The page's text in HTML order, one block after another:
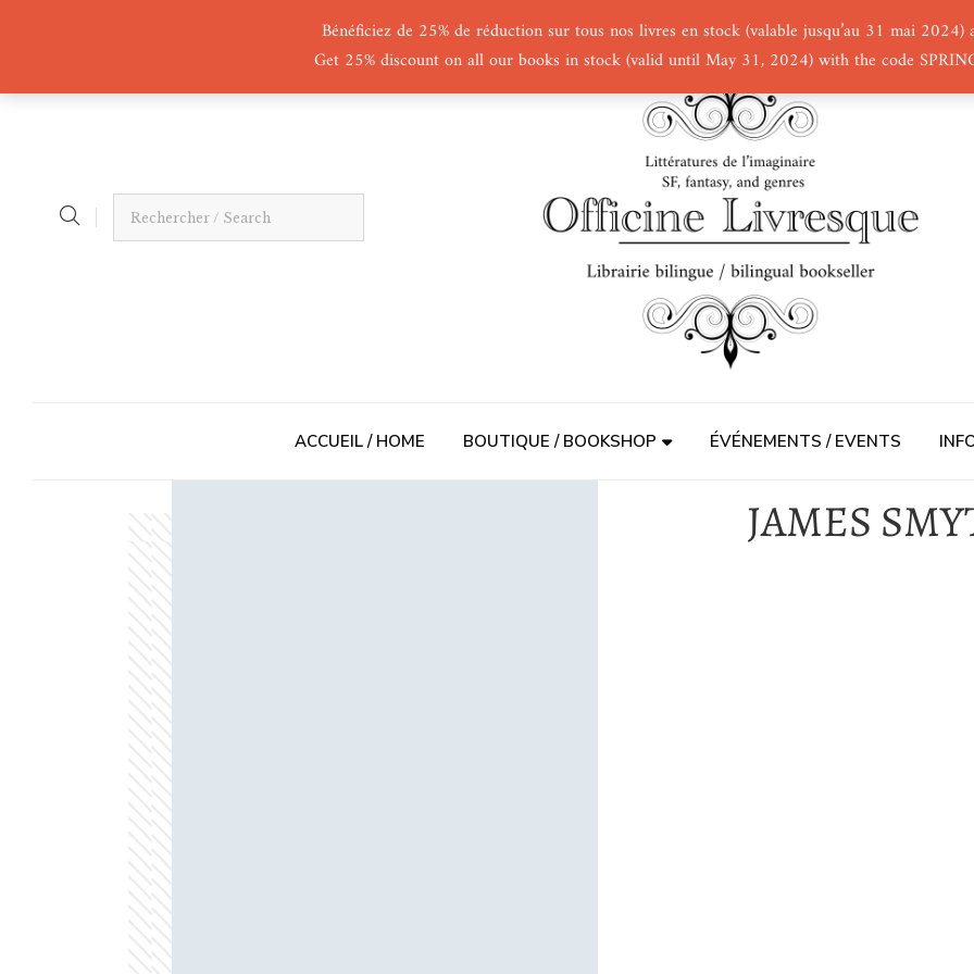
Bénéficiez de 25% de réduction sur tous nos livres en stock (valable jusqu’au 31 mai 2024)
Get 25% discount on all our books in stock (valid until May 31, 2024) with the code
ACCUEIL / HOME BOUTIQUE / BOOKSHOP ÉVÉNEMENTS / EVENTS
JAMES